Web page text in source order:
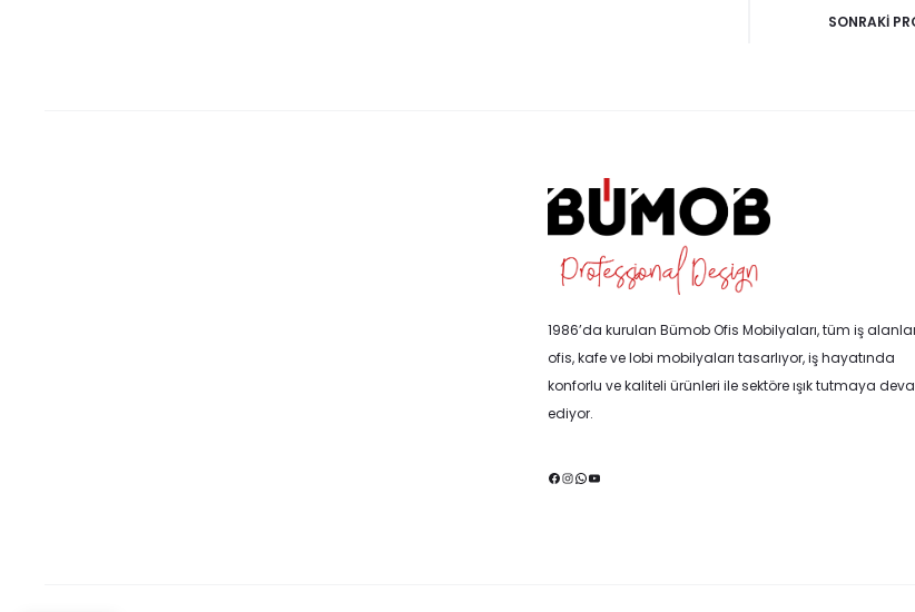
SONRAKI
1986’da kurulan Bümob Ofis Mobilyaları, tüm iş
ofis, kafe ve lobi mobilyaları tasarlıyor, iş hayatında
konforlu ve kaliteli ürünleri ile sektöre ışık tutmaya
ediyor.
Facebook
Instagram
WhatsApp
YouTube